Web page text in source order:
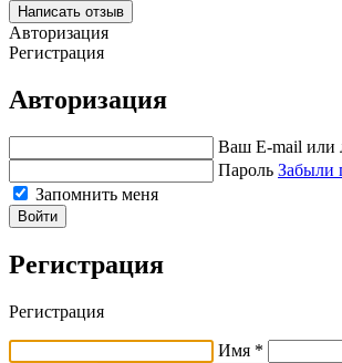
Написать отзыв
Авторизация
Регистрация
Авторизация
Ваш E-mail или
Пароль Забыли
Запомнить меня
Войти
Регистрация
Регистрация
Имя *